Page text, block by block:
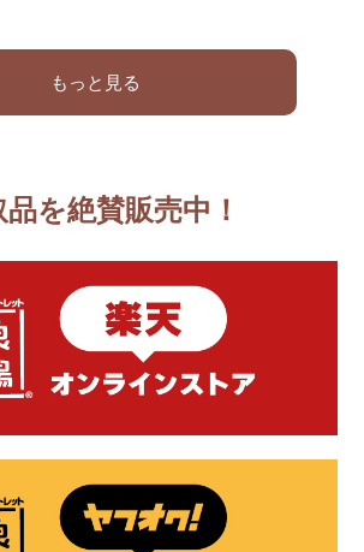
もっと見る
品を絶賛販売中！